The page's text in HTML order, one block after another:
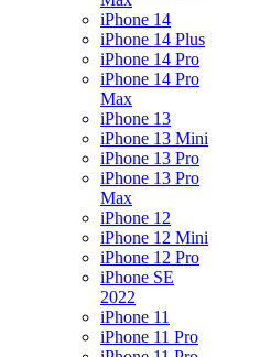
iPhone 14
iPhone 14 Plus
iPhone 14 Pro
iPhone 14 Pro
Max
iPhone 13
iPhone 13 Mini
iPhone 13 Pro
iPhone 13 Pro
Max
iPhone 12
iPhone 12 Mini
iPhone 12 Pro
iPhone SE
2022
iPhone 11
iPhone 11 Pro